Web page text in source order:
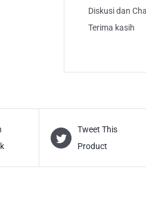
Diskusi dan
Terima kasih
Tweet This
Product